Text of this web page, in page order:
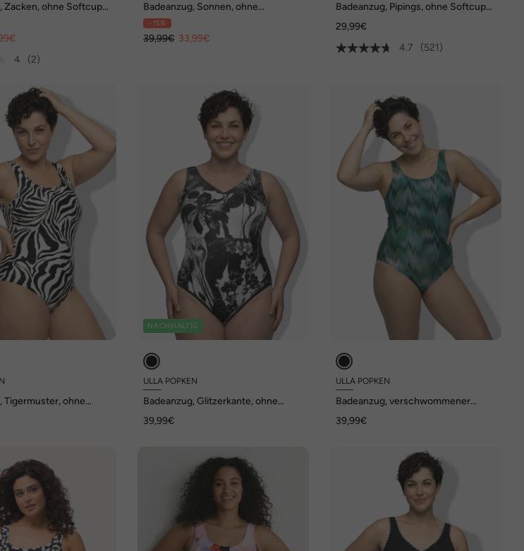
Zacken, ohne Softcups,
4
(2)
Badeanzug, Sonnen, ohne
Softcups, Rundhals
- 15%
39,99€ 33,99€
Badeanzug, Pipings, ohne Softcups,
29,99€
4.7
(521)
Tigermuster, ohne
NACHHALTIG
ULLA POPKEN
Badeanzug, Glitzerkante, ohne
39,99€
ULLA POPKEN
Badeanzug, verschwommener
39,99€